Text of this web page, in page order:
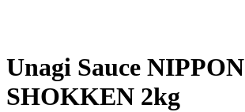
Unagi Sauce NIPPON
SHOKKEN 2kg